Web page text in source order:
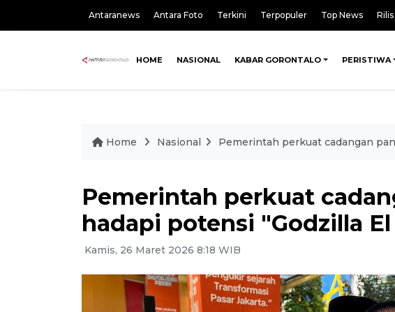
Antaranews Antara Foto Terkini Terpopuler Top News
HOME NASIONAL KABAR GORONTALO PERISTIWA
Home Nasional Pemerintah perkuat cadangan
Pemerintah perkuat
hadapi potensi "Godzilla
Kamis, 26 Maret 2026 8:18 WIB